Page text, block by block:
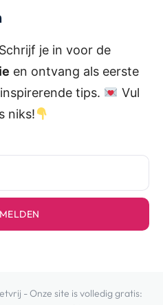
Schrijf je in voor de
en ontvang als eerste
tips.
Vul
niks!
- Onze site is volledig gratis: